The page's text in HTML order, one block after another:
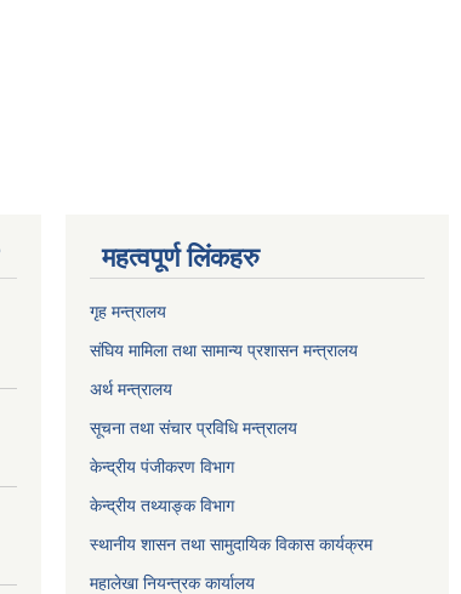
महत्वपूर्ण लिंकहरु
गृह मन्त्रालय
संघिय मामिला तथा सामान्य प्रशासन मन्त्रालय
अर्थ मन्त्रालय
सूचना तथा संचार प्रविधि मन्त्रालय
केन्द्रीय पंजीकरण विभाग
केन्द्रीय तथ्याङ्क विभाग
स्थानीय शासन तथा सामुदायिक विकास कार्यक्रम
महालेखा नियन्त्रक कार्यालय